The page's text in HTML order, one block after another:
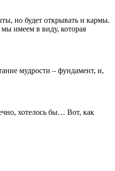
но будет открывать и кармы.
мы имеем в виду, которая
мудрости – фундамент, и,
хотелось бы… Вот, как